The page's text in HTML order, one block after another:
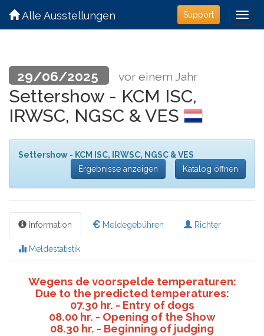
Support
Alle Ausstellungen
29/06/2025 vor einem Jahr
Settershow - KCM ISC,
IRWSC, NGSC & VES
Settershow - KCM ISC, IRWSC, NGSC & VES
Ergebnisse anzeigen
Katalog öffnen
Information Meldegebühren Richter
Meldestatistik
Wegens de voorspelde temperaturen:
Due to the predicted temperatures:
07.30 hr. - Entry of dogs
08.00 hr. - Opening of the Show
08.30 hr. - Beginning of judging